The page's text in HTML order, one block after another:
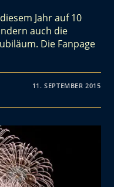
Jahr auf 10
auch die
Die Fanpage
11. SEPTEMBER 2015